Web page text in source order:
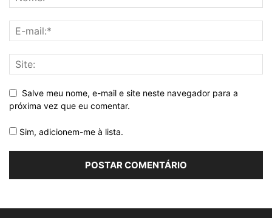
Salve meu nome, e-mail e site neste navegador para a
próxima vez que eu comentar.
Sim, adicionem-me à lista.